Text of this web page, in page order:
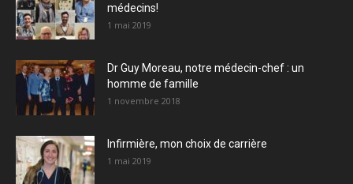
médecins!
1 mai 2019
Dr Guy Moreau, notre médecin-chef : un
homme de famille
1 novembre 2018
Infirmière, mon choix de carrière
1 mai 2019